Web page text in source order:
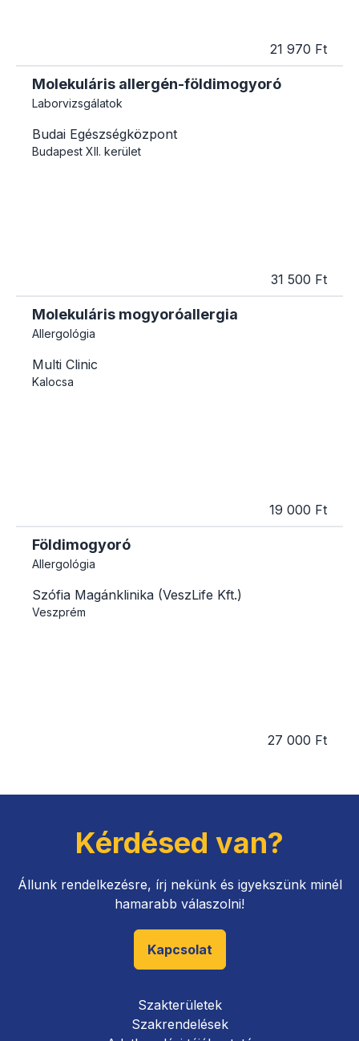
21 970 Ft
Molekuláris allergén-földimogyoró
Laborvizsgálatok
Budai Egészségközpont
Budapest XII. kerület
31 500 Ft
Molekuláris mogyoróallergia
Allergológia
Multi Clinic
Kalocsa
19 000 Ft
Földimogyoró
Allergológia
Szófia Magánklinika (VeszLife Kft.)
Veszprém
27 000 Ft
Kérdésed van?
Állunk rendelkezésre, írj nekünk és igyekszünk minél
hamarabb válaszolni!
Kapcsolat
Szakterületek
Szakrendelések